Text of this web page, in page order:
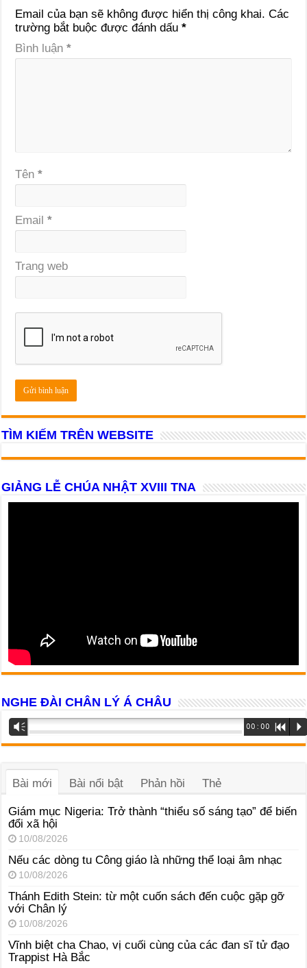
Email của bạn sẽ không được hiển thị công khai. Các
trường bắt buộc được đánh dấu*
Bình luận*
Tên*
Email*
Trang web
TÌM KIẾM TRÊN WEBSITE
GIẢNG LỄ CHÚA NHẬT XVIII TNA
NGHE ĐÀI CHÂN LÝ Á CHÂU
Trình
phát
Vm 00:00 R P
Bài mới Bài nổi bật Phản hồi Thẻ
Giám mục Nigeria: Trở thành “thiểu số sáng tạo” để biến
đổi xã hội
10/08/2026
Nếu các dòng tu Công giáo là những thể loại âm nhạc
10/08/2026
Thánh Edith Stein: từ một cuốn sách đến cuộc gặp gỡ
với Chân lý
10/08/2026
Vĩnh biệt cha Chao, vị cuối cùng của các đan sĩ tử đạo
Trappist Hà Bắc